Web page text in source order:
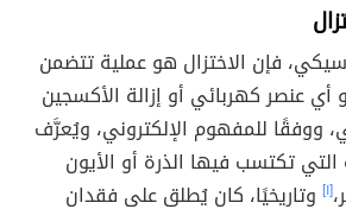
فإن الاختزال هو عملية تتضمن
أي عنصر كهربائي أو إزالة الأكسجين
ووفقًا للمفهوم الإلكتروني، ويُعرَّف
التي تكتسب فيها الذرة أو الأيون
[١] وتاريخيًا، كان يُطلق على فقدان